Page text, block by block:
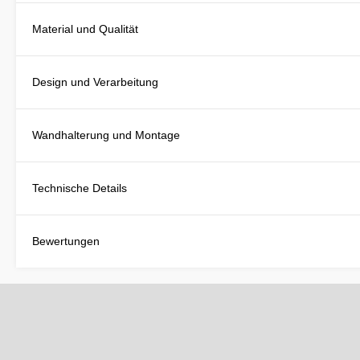
Material und Qualität
Design und Verarbeitung
Wandhalterung und Montage
Technische Details
Bewertungen